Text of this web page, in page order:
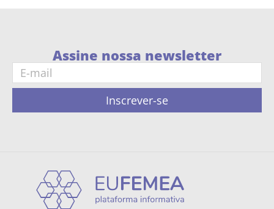
Assine nossa newsletter
Inscrever-se